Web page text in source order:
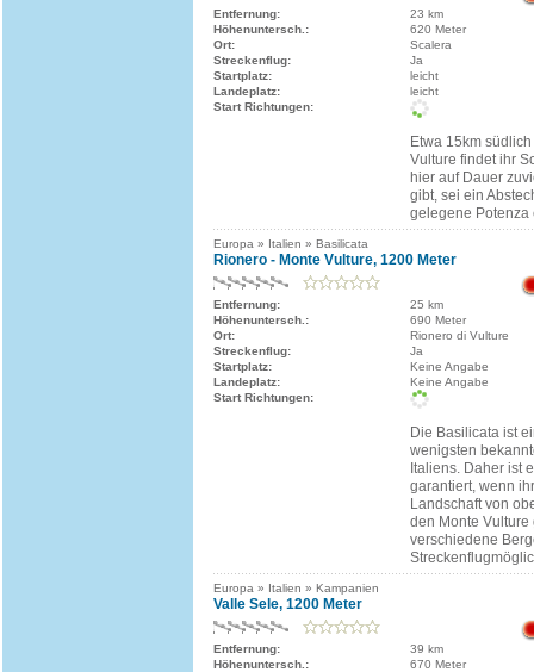
Entfernung:
23 km
Höhenuntersch.:
620 Meter
Ort:
Scalera
Streckenflug:
Ja
Startplatz:
leicht
Landeplatz:
leicht
Start Richtungen:
Etwa 15km
Vulture findet ihr
hier auf Dauer
gibt, sei ein
gelegene Potenza
Europa » Italien » Basilicata
Rionero - Monte Vulture, 1200 Meter
Entfernung:
25 km
Höhenuntersch.:
690 Meter
Ort:
Rionero di Vulture
Streckenflug:
Ja
Startplatz:
Keine Angabe
Landeplatz:
Keine Angabe
Start Richtungen:
Die Basilicata ist
wenigsten
Italiens. Daher ist
garantiert, wenn
Landschaft von
den Monte Vulture
verschiedene
Europa » Italien » Kampanien
Valle Sele, 1200 Meter
Entfernung:
39 km
Höhenuntersch.:
670 Meter